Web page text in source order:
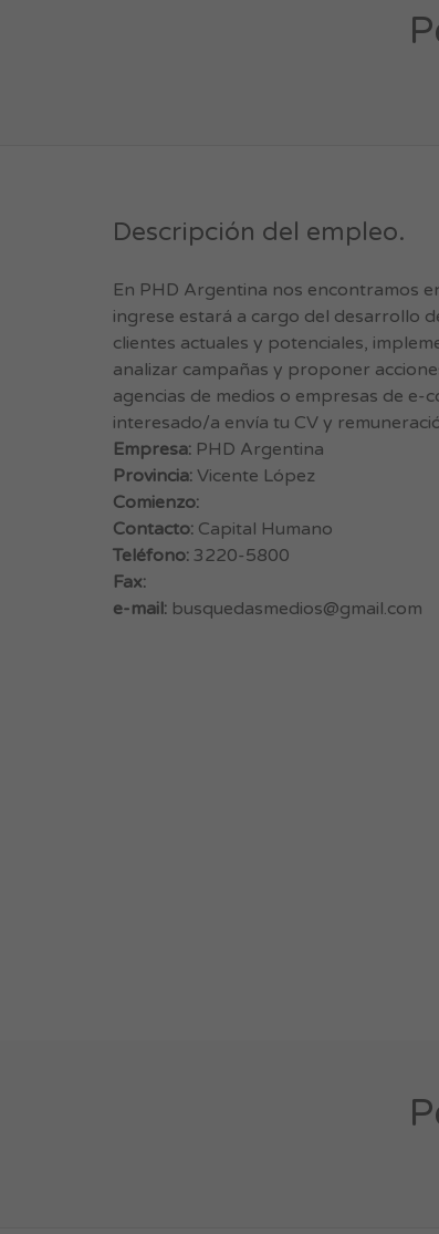
Descripción del empleo.
En PHD Argentina nos encontramos
ingrese estará a cargo del desarrollo
clientes actuales y potenciales,
analizar campañas y proponer
agencias de medios o empresas de
interesado/a envía tu CV y
Empresa: PHD Argentina
Provincia: Vicente López
Comienzo:
Contacto: Capital Humano
Teléfono: 3220-5800
Fax:
e-mail: busquedasmedios@gmail.com